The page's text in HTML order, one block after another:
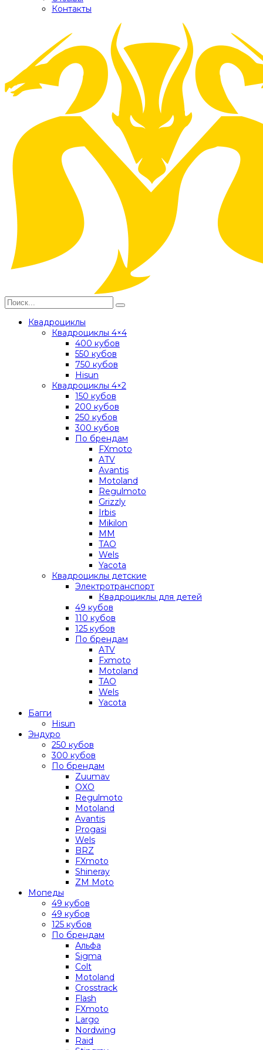
Контакты
Квадроциклы
Квадроциклы 4×4
400 кубов
550 кубов
750 кубов
Hisun
Квадроциклы 4×2
150 кубов
200 кубов
250 кубов
300 кубов
По брендам
FXmoto
ATV
Avantis
Motoland
Regulmoto
Grizzly
Irbis
Mikilon
MM
TAO
Wels
Yacota
Квадроциклы детские
Электротранспорт
Квадроциклы для детей
49 кубов
110 кубов
125 кубов
По брендам
ATV
Fxmoto
Motoland
TAO
Wels
Yacota
Багги
Hisun
Эндуро
250 кубов
300 кубов
По брендам
Zuumav
OXO
Regulmoto
Motoland
Avantis
Progasi
Wels
BRZ
FXmoto
Shineray
ZM Moto
Мопеды
49 кубов
49 кубов
125 кубов
По брендам
Альфа
Sigma
Colt
Motoland
Crosstrack
Flash
FXmoto
Largo
Nordwing
Raid